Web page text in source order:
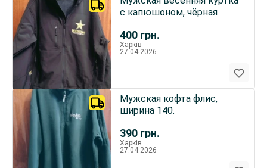
400 грн.
с капюшоном, чёрная
Харків
27.04.2026
390 грн.
Мужская кофта флис,
ширина 140.
Харків
27.04.2026